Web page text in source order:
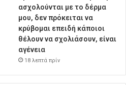
ασχολούνται με το δέρμα
μου, δεν πρόκειται να
κρύβομαι επειδή κάποιοι
θέλουν να σχολιάσουν, είναι
αγένεια
18 λεπτά πρίν